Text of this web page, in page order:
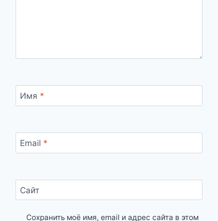
Имя *
Email *
Сайт
Сохранить моё имя, email и адрес сайта в этом